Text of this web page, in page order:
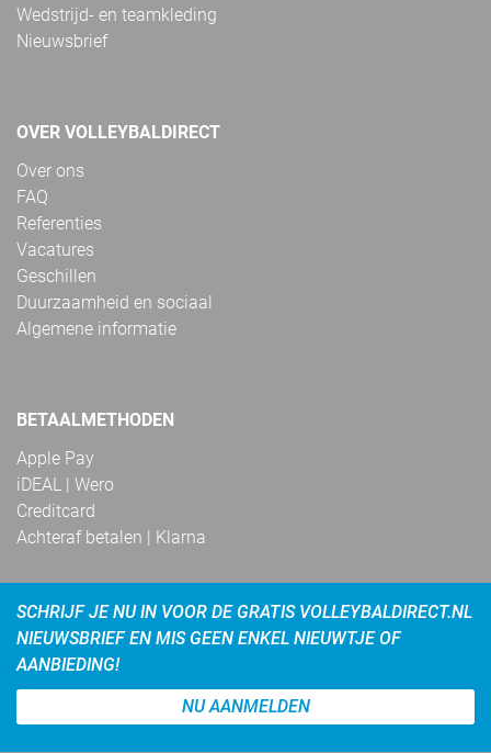
Wedstrijd- en teamkleding
Nieuwsbrief
OVER VOLLEYBALDIRECT
Over ons
FAQ
Referenties
Vacatures
Geschillen
Duurzaamheid en sociaal
Algemene informatie
BETAALMETHODEN
Apple Pay
iDEAL | Wero
Creditcard
Achteraf betalen | Klarna
SCHRIJF JE NU IN VOOR DE GRATIS VOLLEYBALDIRECT.NL
NIEUWSBRIEF EN MIS GEEN ENKEL NIEUWTJE OF
AANBIEDING!
NU AANMELDEN